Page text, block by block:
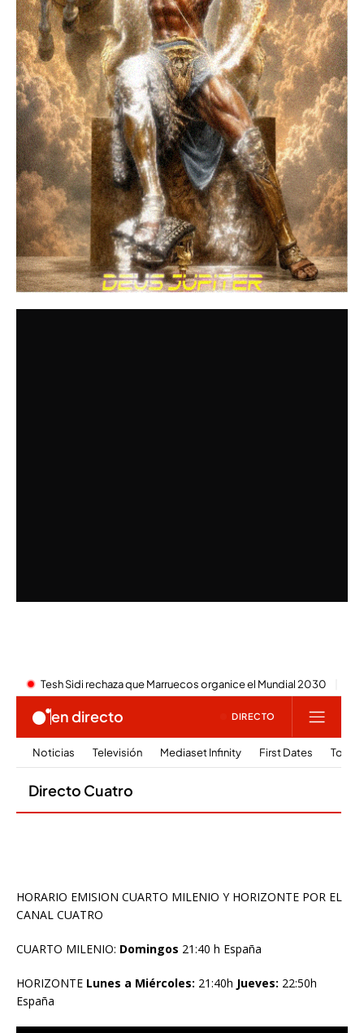
HORARIO EMISION CUARTO MILENIO Y HORIZONTE POR EL
CANAL CUATRO
CUARTO MILENIO: Domingos 21:40 h España
HORIZONTE Lunes a Miércoles: 21:40h Jueves: 22:50h
España